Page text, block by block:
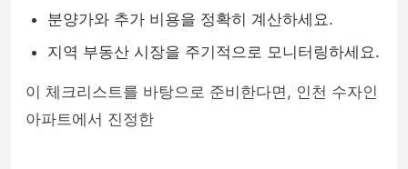
분양가와 추가 비용을 정확히 계산하세요.
지역 부동산 시장을 주기적으로 모니터링하세요.
이 체크리스트를 바탕으로 준비한다면, 인천 수자인
아파트에서 진정한